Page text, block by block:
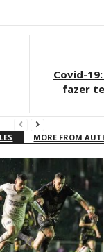
Covid-
fazer
MORE FROM